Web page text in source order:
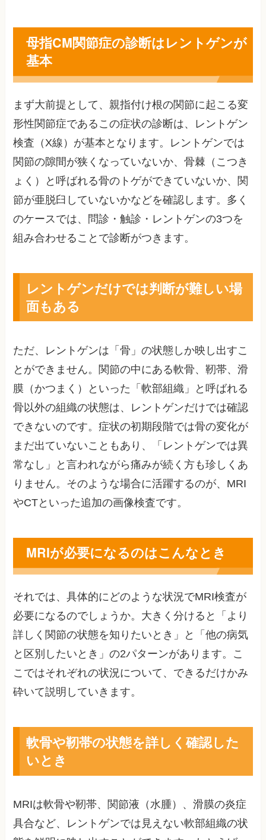
母指CM関節症の診断はレントゲンが
基本
まず大前提として、親指付け根の関節に起こる変
形性関節症であるこの症状の診断は、レントゲン
検査（X線）が基本となります。レントゲンでは
関節の隙間が狭くなっていないか、骨棘（こつき
ょく）と呼ばれる骨のトゲができていないか、関
節が亜脱臼していないかなどを確認します。多く
のケースでは、問診・触診・レントゲンの3つを
組み合わせることで診断がつきます。
レントゲンだけでは判断が難しい場
面もある
ただ、レントゲンは「骨」の状態しか映し出すこ
とができません。関節の中にある軟骨、靭帯、滑
膜（かつまく）といった「軟部組織」と呼ばれる
骨以外の組織の状態は、レントゲンだけでは確認
できないのです。症状の初期段階では骨の変化が
まだ出ていないこともあり、「レントゲンでは異
常なし」と言われながら痛みが続く方も珍しくあ
りません。そのような場合に活躍するのが、MRI
やCTといった追加の画像検査です。
MRIが必要になるのはこんなとき
それでは、具体的にどのような状況でMRI検査が
必要になるのでしょうか。大きく分けると「より
詳しく関節の状態を知りたいとき」と「他の病気
と区別したいとき」の2パターンがあります。こ
こではそれぞれの状況について、できるだけかみ
砕いて説明していきます。
軟骨や靭帯の状態を詳しく確認した
いとき
MRIは軟骨や靭帯、関節液（水腫）、滑膜の炎症
具合など、レントゲンでは見えない軟部組織の状